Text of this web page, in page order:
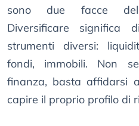
sono due facce
Diversificare significa
strumenti diversi:
fondi, immobili. Non
finanza, basta affidarsi
capire il proprio profilo di